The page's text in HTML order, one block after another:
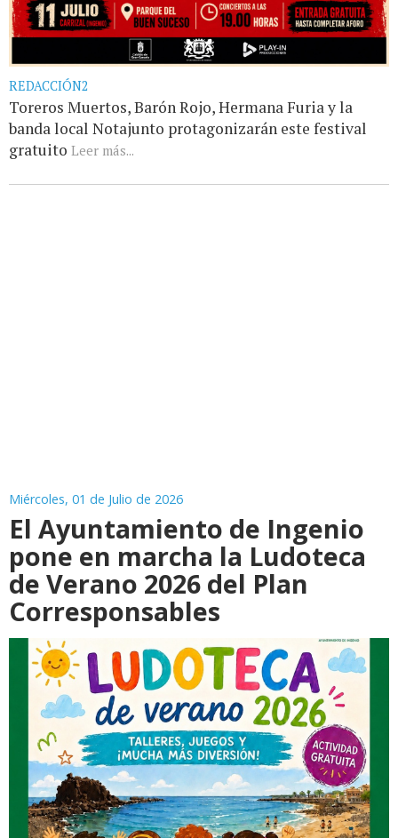
REDACCIÓN2
Toreros Muertos, Barón Rojo, Hermana Furia y la
banda local Notajunto protagonizarán este festival
gratuito Leer más...
Miércoles, 01 de Julio de 2026
El Ayuntamiento de Ingenio
pone en marcha la Ludoteca
de Verano 2026 del Plan
Corresponsables